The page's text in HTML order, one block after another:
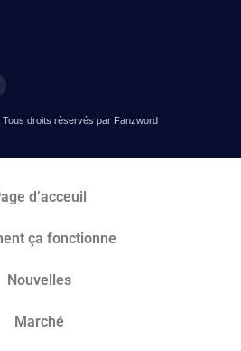
droits réservés par Fanzword
d’acceuil
ça fonctionne
Nouvelles
Marché​